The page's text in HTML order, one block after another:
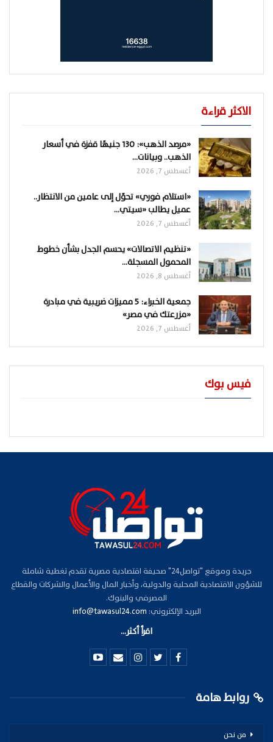
الاكثر قراءة
«مرصد الذهب»: 130 جنيهًا قفزة في أسعار
الذهب.. وبيانات…
أغسطس 7, 2026
«استلام فوري» تحوّل إلى عامين من الانتظار..
عميل يطالب «سيتي…
أغسطس 7, 2026
«تنظيم الاتصالات» يحسم الجدل بشأن خطوط
المحمول المسجلة…
أغسطس 8, 2026
جمعية الخبراء: 5 مميزات ضريبية في مبادرة
«مزرعتك في مصر»
أغسطس 7, 2026
فيس بوك
جريدة وموقع "تواصل24" صحيفة اقتصادية مصرية تقدم تغطية شاملة
للشؤون الاقتصادية المحلية والدولية، وأخبار المال والأعمال والشركات والقطاع
المصرفي والبنوك.
البريد الإلكتروني: info@tawasul24.com
اقرأ أكثر...
روابط هامة
من نحن